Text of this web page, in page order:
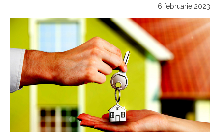
6 februarie 2023